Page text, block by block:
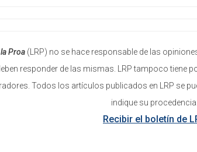
Proa(LRP) no se hace responsable de las
responder de las mismas. LRP tampoco tiene
Todos los artículos publicados en LRP se
indique su procedencia.
Recibir el boletín de